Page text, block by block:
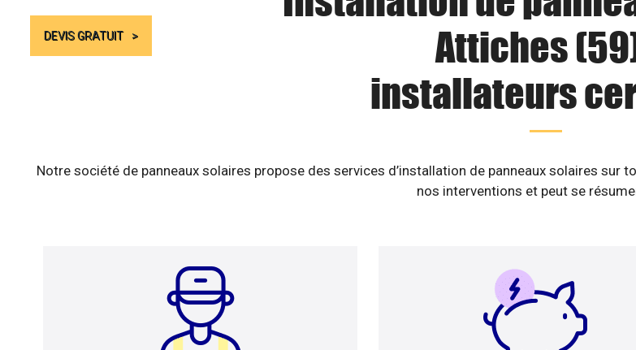
DEVIS GRATUIT
Attiches
installateurs
Notre société de panneaux solaires propose des services d’installation de panneaux solaires
nos interventions et peut se